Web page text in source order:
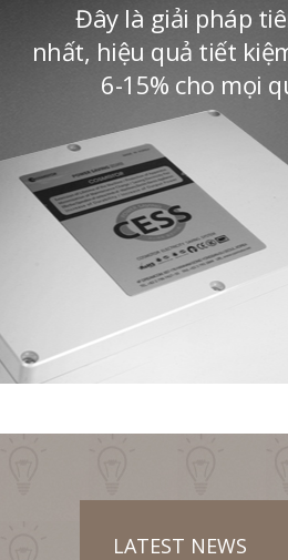
Đây là giải pháp
nhất, hiệu quả tiết
6-15% cho mọi
LATEST NEWS